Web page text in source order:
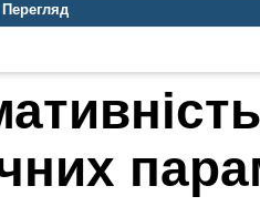
Перегляд